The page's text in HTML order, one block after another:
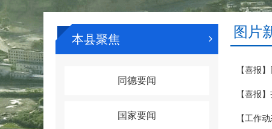
本县聚焦
同德要闻
国家要闻
图片
【喜报
【喜报
【工作